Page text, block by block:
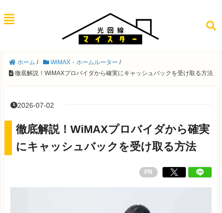
ホーム / WiMAX・ホームルーター /
徹底解説！WiMAXプロバイダから確実にキャッシュバックを受け取る方法
2026-07-02
徹底解説！WiMAXプロバイダから確実
にキャッシュバックを受け取る方法
PR